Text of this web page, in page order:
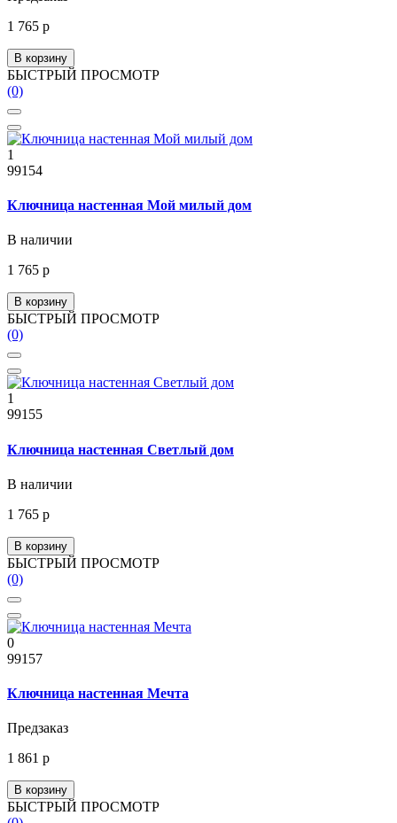
1 765 р
В корзину
БЫСТРЫЙ ПРОСМОТР
(0)
1
99154
Ключница настенная Мой милый дом
В наличии
1 765 р
В корзину
БЫСТРЫЙ ПРОСМОТР
(0)
1
99155
Ключница настенная Светлый дом
В наличии
1 765 р
В корзину
БЫСТРЫЙ ПРОСМОТР
(0)
0
99157
Ключница настенная Мечта
Предзаказ
1 861 р
В корзину
БЫСТРЫЙ ПРОСМОТР